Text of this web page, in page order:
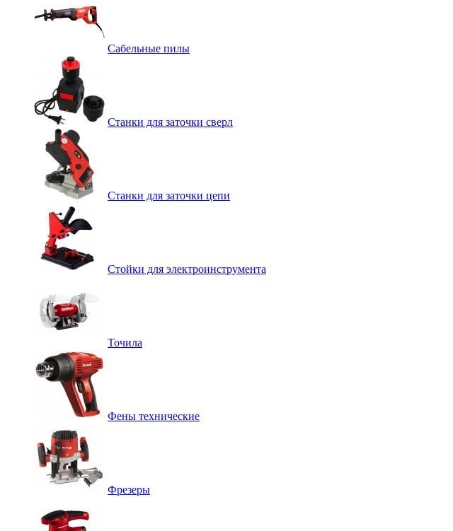
Сабельные пилы
Станки для заточки сверл
Станки для заточки цепи
Стойки для электроинструмента
Точила
Фены технические
Фрезеры